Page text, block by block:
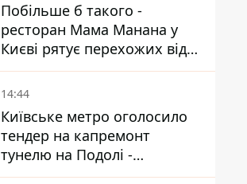
Побільше б такого -
ресторан Мама Манана у
Києві рятує перехожих від
спеки
14:44
Київське метро оголосило
тендер на капремонт
тунелю на Подолі -
триватиме майже два роки